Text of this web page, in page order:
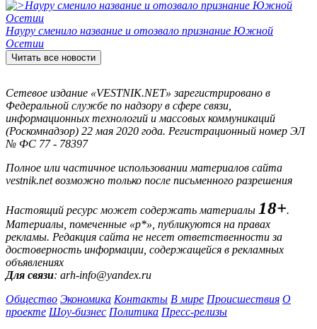
Науру сменило название и отозвало признание Южной
Осетии
Читать все новости
Сетевое издание «VESTNIK.NET» зарегистрировано в
Федеральной службе по надзору в сфере связи,
информационных технологий и массовых коммуникаций
(Роскомнадзор) 22 мая 2020 года. Регистрационный номер ЭЛ
№ ФС 77 - 78397
Полное или частичное использовании материалов сайта
vestnik.net возможно только после письменного разрешения
Настоящий ресурс может содержать материалы 18+.
Материалы, помеченные «р*», публикуются на правах
рекламы. Редакция сайта не несет ответственности за
достоверность информации, содержащейся в рекламных
объявлениях
Для связи: arh-info@yandex.ru
Общество Экономика Контакты В мире Происшествия О
проекте Шоу-бизнес Политика Пресс-релизы